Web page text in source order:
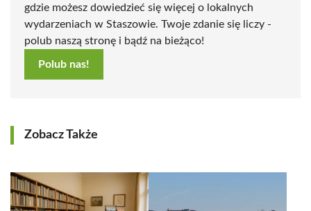
gdzie możesz dowiedzieć się więcej o lokalnych
wydarzeniach w Staszowie. Twoje zdanie się liczy -
polub naszą stronę i bądź na bieżąco!
Polub nas!
Zobacz Także